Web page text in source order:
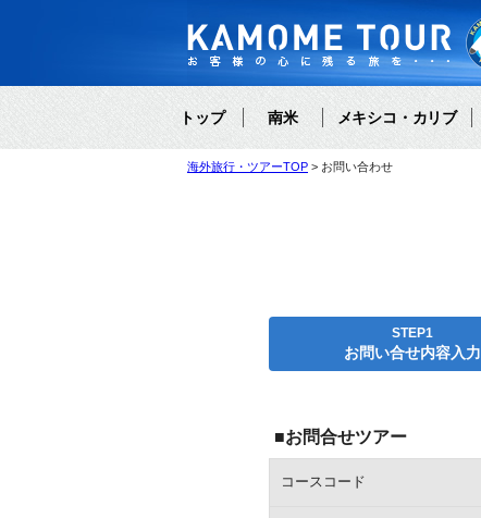
トップ 南米 メキシコ・カリブ
海外旅行・ツアーTOP お問い合わせ
STEP1
お問い合せ内容入力
■お問合せツアー
コースコード